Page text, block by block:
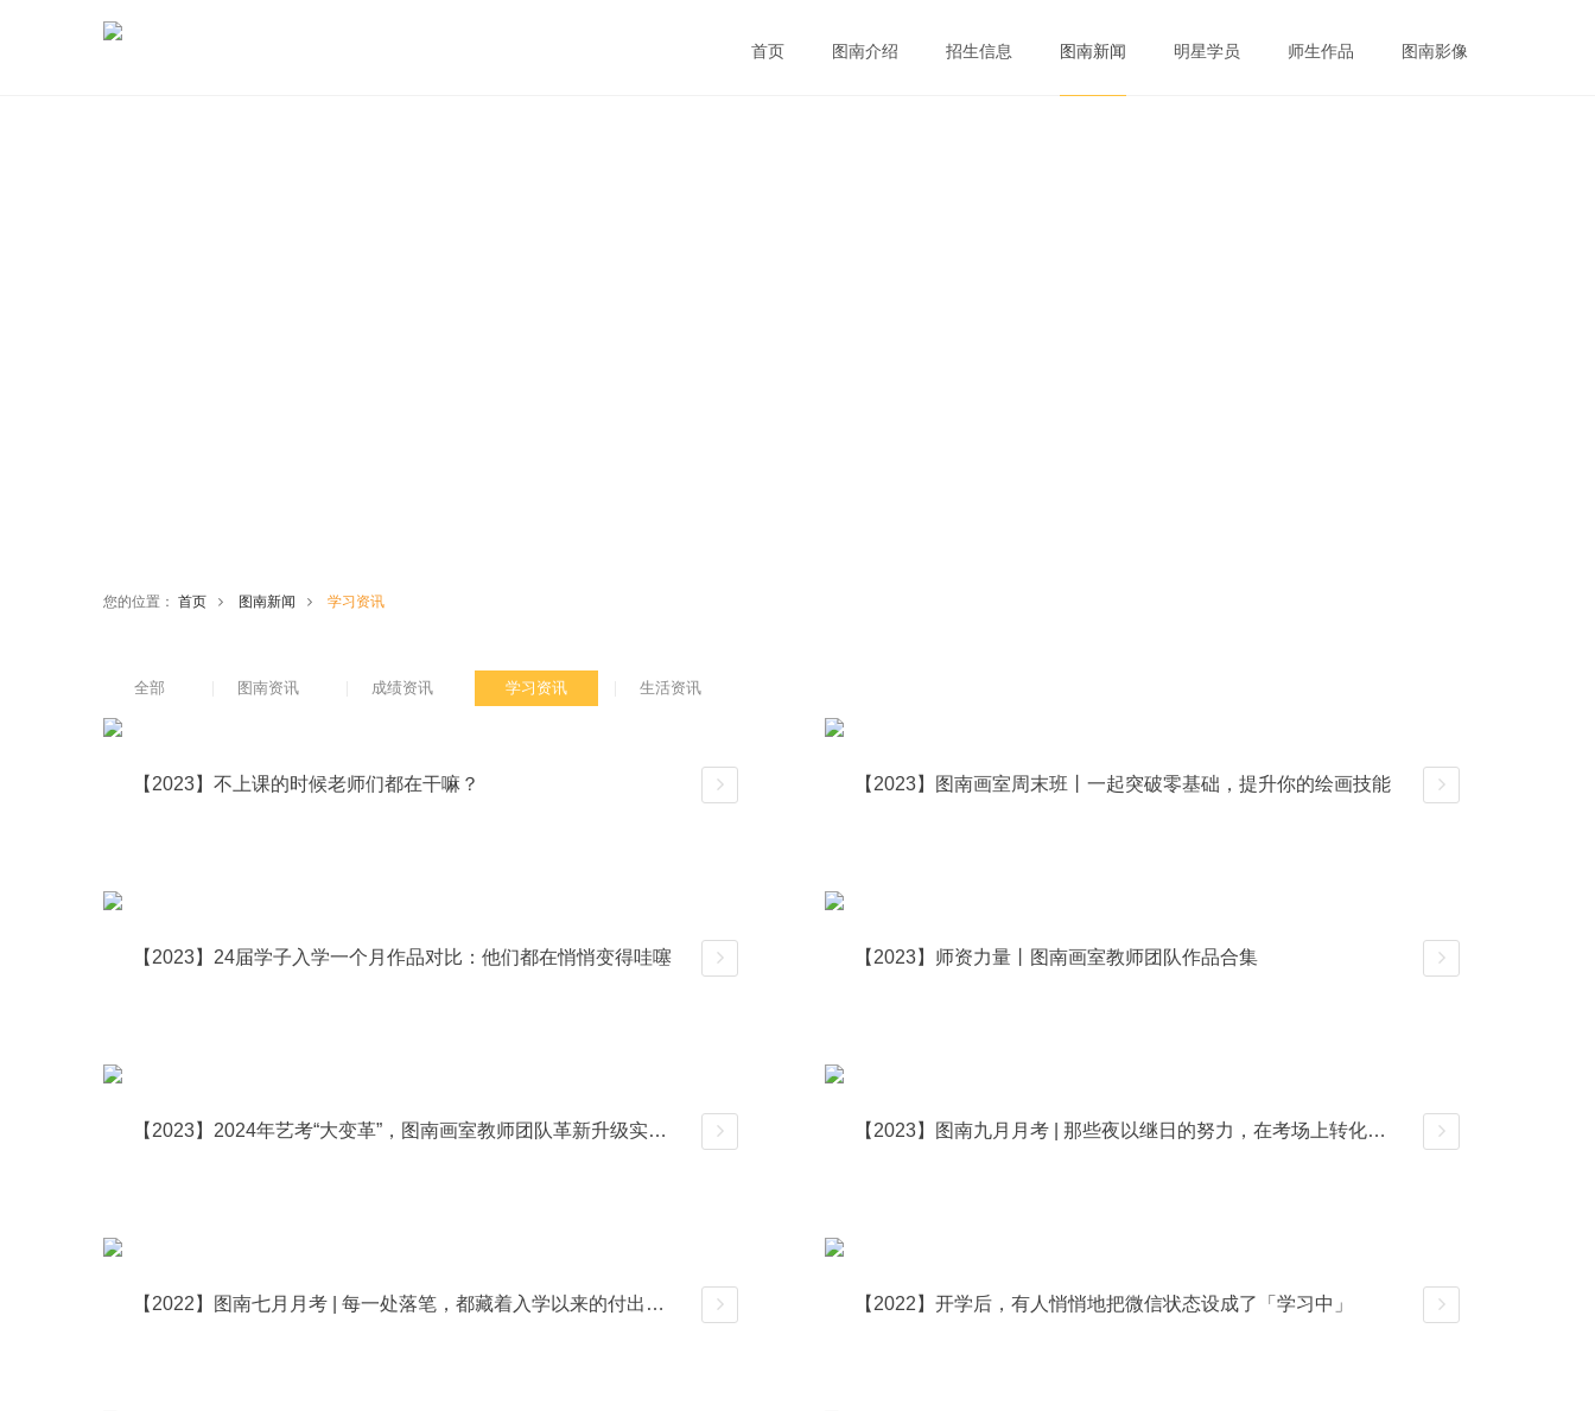
首页 图南介绍 招生信息 明星学员 师生作品 图南影像
您的位置： 首页 图南新闻 学习资讯
全部 图南资讯 成绩资讯 学习资讯 生活资讯
【2023】不上课的时候老师们都在干嘛？ 详情 【2023】图南画室周末班丨一起突破零基础，提升你的绘画技能 详情
【2023】24届学子入学一个月作品对比：他们都在悄悄变得哇噻 详情 【2023】师资力量丨图南画室教师团队作品合集 详情
【2023】2024年艺考“大变革”，图南画室教师团队革新升级实力，“充电”赋能已就绪！ 详情 【2023】图南九月月考 | 那些夜以继日的努力，在考场上转化成巨大的能量 详情
【2022】图南七月月考 | 每一处落笔，都藏着入学以来的付出与努力 详情 【2022】开学后，有人悄悄地把微信状态设成了「学习中」 详情